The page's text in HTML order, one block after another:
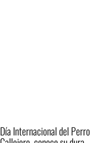
Día Internacional del Perro